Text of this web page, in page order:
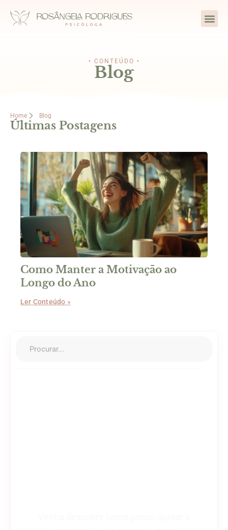
• CONTEÚDO •
Blog
Home Blog
Últimas Postagens
Como Manter a Motivação ao
Longo do Ano
Ler Conteúdo »